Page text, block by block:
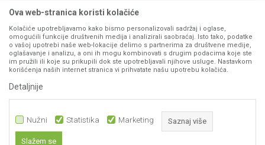
Plaćanje karticama
Web kredit Raiffeisen banke
Pravo na odustajanje
Reklamacije
Zamena artikala
VIBER I SMS NEWSLETTER
Prijavite se
PRATITE NAS
Ova web-stranica koristi kolačiće
Kolačiće upotrebljavamo kako bismo personalizovali sadržaj i oglase,
omogućili funkcije društvenih medija i analizirali saobraćaj. Isto tako, podatke
o vašoj upotrebi naše web-lokacije delimo s partnerima za društvene medije,
oglašavanje i analizu, a oni ih mogu kombinovati s drugim podacima koje ste
im pružili ili koje su prikupili dok ste upotrebljavali njihove usluge. Nastavkom
korišćenja naših internet stranica vi prihvatate našu upotrebu kolačića.
Detaljnije
Nužni Statistika Marketing Saznaj više
Slažem se